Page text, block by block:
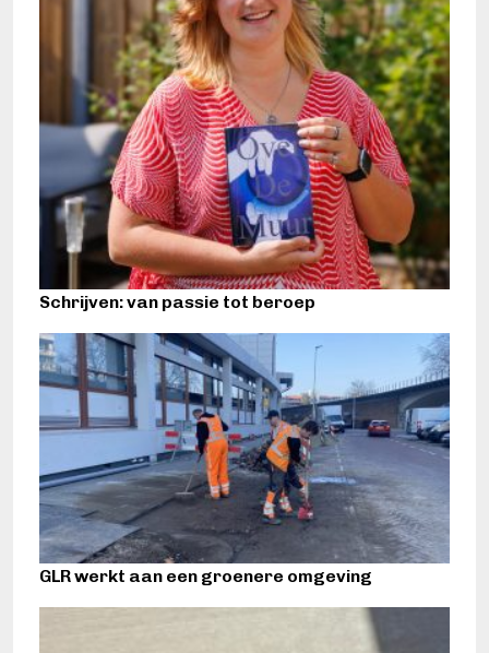
Schrijven: van passie tot beroep
GLR werkt aan een groenere omgeving